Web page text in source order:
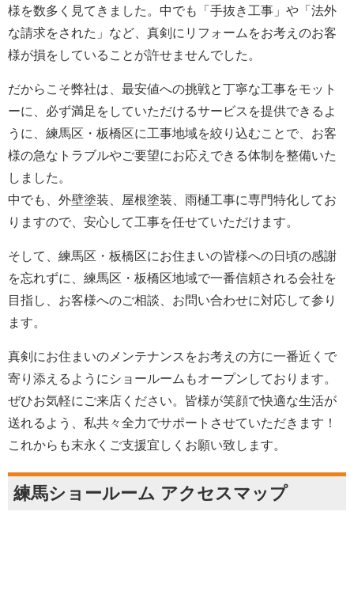
様を数多く見てきました。中でも「手抜き工事」や「法外
な請求をされた」など、真剣にリフォームをお考えのお客
様が損をしていることが許せませんでした。
だからこそ弊社は、最安値への挑戦と丁寧な工事をモット
ーに、必ず満足をしていただけるサービスを提供できるよ
うに、練馬区・板橋区に工事地域を絞り込むことで、お客
様の急なトラブルやご要望にお応えできる体制を整備いた
しました。
中でも、外壁塗装、屋根塗装、雨樋工事に専門特化してお
りますので、安心して工事を任せていただけます。
そして、練馬区・板橋区にお住まいの皆様への日頃の感謝
を忘れずに、練馬区・板橋区地域で一番信頼される会社を
目指し、お客様へのご相談、お問い合わせに対応して参り
ます。
真剣にお住まいのメンテナンスをお考えの方に一番近くで
寄り添えるようにショールームもオープンしております。
ぜひお気軽にご来店ください。皆様が笑顔で快適な生活が
送れるよう、私共々全力でサポートさせていただきます！
これからも末永くご支援宜しくお願い致します。
練馬ショールーム アクセスマップ